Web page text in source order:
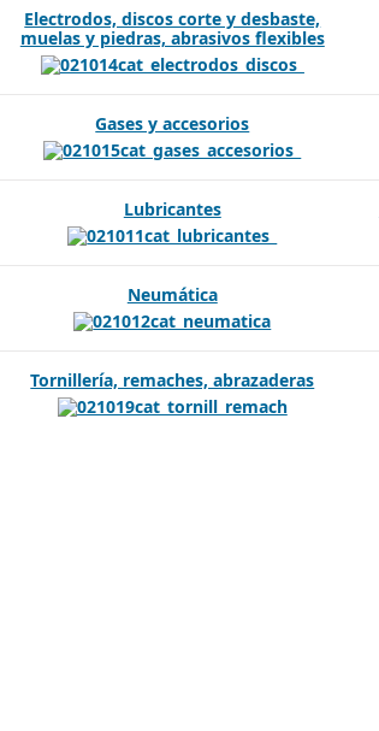
Electrodos, discos corte y desbaste,
muelas y piedras, abrasivos flexibles
Gases y accesorios
Lubricantes
Neumática
Tornillería, remaches, abrazaderas